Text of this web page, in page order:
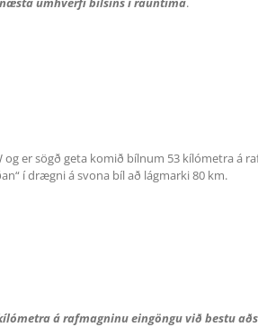
er sögð geta komið bílnum 53 kílómetra á
í drægni á svona bíl að lágmarki 80 km.
á rafmagninu eingöngu við bestu